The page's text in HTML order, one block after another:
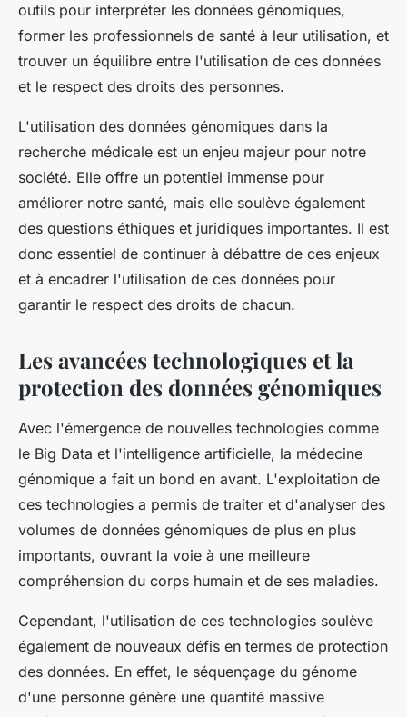
outils pour interpréter les données génomiques,
former les professionnels de santé à leur utilisation, et
trouver un équilibre entre l'utilisation de ces données
et le respect des droits des personnes.
L'utilisation des données génomiques dans la
recherche médicale est un enjeu majeur pour notre
société. Elle offre un potentiel immense pour
améliorer notre santé, mais elle soulève également
des questions éthiques et juridiques importantes. Il est
donc essentiel de continuer à débattre de ces enjeux
et à encadrer l'utilisation de ces données pour
garantir le respect des droits de chacun.
Les avancées technologiques et la
protection des données génomiques
Avec l'émergence de nouvelles technologies comme
le Big Data et l'intelligence artificielle, la médecine
génomique a fait un bond en avant. L'exploitation de
ces technologies a permis de traiter et d'analyser des
volumes de données génomiques de plus en plus
importants, ouvrant la voie à une meilleure
compréhension du corps humain et de ses maladies.
Cependant, l'utilisation de ces technologies soulève
également de nouveaux défis en termes de protection
des données. En effet, le séquençage du génome
d'une personne génère une quantité massive